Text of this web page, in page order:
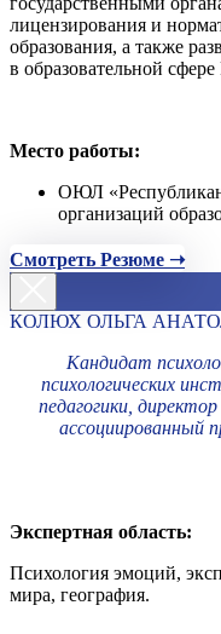
лицензирования и
образования, а также
в образовательной
Место работы:
ОЮЛ
организаций
Смотреть Резюме ➝
КОЛЮХ ОЛЬГА
Кандидат
психологических
педагогики,
ассоциированный
Экспертная область:
Психология эмоций,
мира, география.